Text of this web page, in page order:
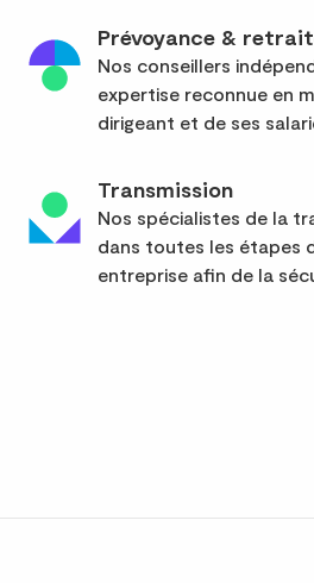
Prévoyance &
Nos conseillers
expertise reconnue en
dirigeant et de ses
Transmission
Nos spécialistes de la
dans toutes les étapes
entreprise afin de la